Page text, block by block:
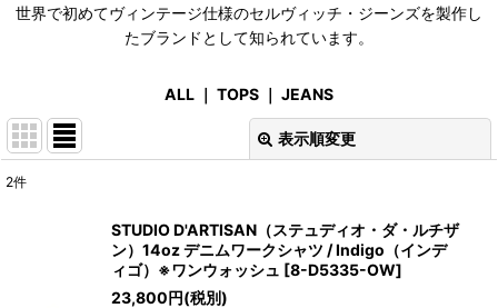
世界で初めてヴィンテージ仕様のセルヴィッチ・ジーンズを製作し
たブランドとして知られています。
ALL ｜ TOPS ｜ JEANS
表示順変更
2件
STUDIO D'ARTISAN（ステュディオ・ダ・ルチザ
ン）14oz デニムワークシャツ / Indigo（インデ
ィゴ）※ワンウォッシュ [8-D5335-OW]
23,800円(税別)